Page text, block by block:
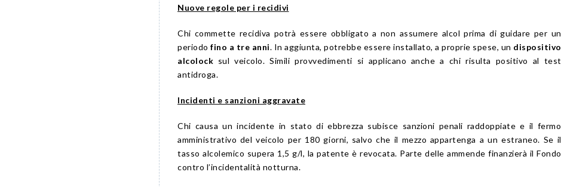
Nuove regole per i recidivi
Chi commette recidiva potrà essere obbligato a non assumere alcol prima di guidare per un
periodo fino a tre anni. In aggiunta, potrebbe essere installato, a proprie spese, un dispositivo
alcolock sul veicolo. Simili provvedimenti si applicano anche a chi risulta positivo al test
antidroga.
Incidenti e sanzioni aggravate
Chi causa un incidente in stato di ebbrezza subisce sanzioni penali raddoppiate e il fermo
amministrativo del veicolo per 180 giorni, salvo che il mezzo appartenga a un estraneo. Se il
tasso alcolemico supera 1,5 g/l, la patente è revocata. Parte delle ammende finanzierà il Fondo
contro l’incidentalità notturna.